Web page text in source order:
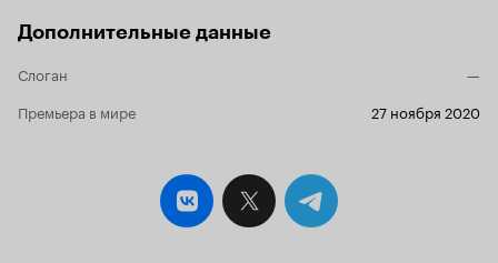
Дополнительные данные
Слоган
—
Премьера в мире
27 ноября 2020